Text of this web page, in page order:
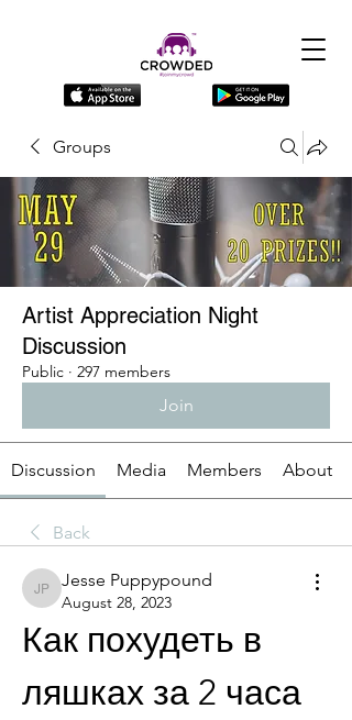
Groups
Artist Appreciation Night
Discussion
Public · 297 members
Join
Discussion Media Members About
Back
Jesse Puppypound
Jesse Puppypound
August 28, 2023
Как похудеть в
ляшках за 2 часа